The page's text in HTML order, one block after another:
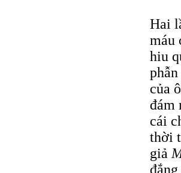
Hai
máu
hiu
của
đám
cái
thời
giả